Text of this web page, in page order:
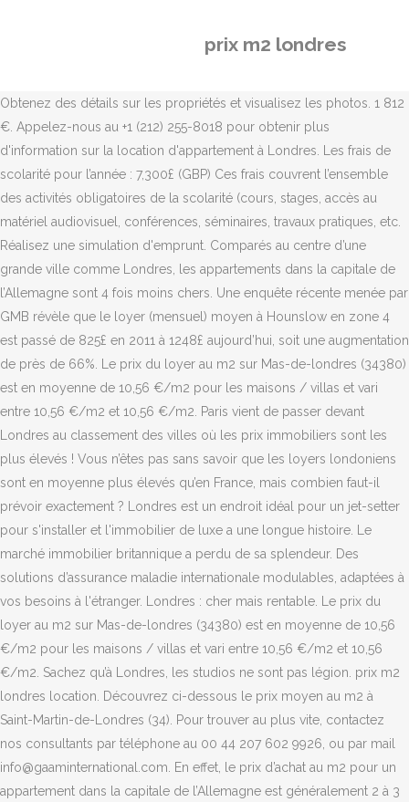
prix m2 londres
Obtenez des détails sur les propriétés et visualisez les photos. 1 812
€. Appelez-nous au +1 (212) 255-8018 pour obtenir plus
d'information sur la location d'appartement à Londres. Les frais de
scolarité pour l’année : 7,300£ (GBP) Ces frais couvrent l’ensemble
des activités obligatoires de la scolarité (cours, stages, accès au
matériel audiovisuel, conférences, séminaires, travaux pratiques, etc.
Réalisez une simulation d'emprunt. Comparés au centre d’une
grande ville comme Londres, les appartements dans la capitale de
l’Allemagne sont 4 fois moins chers. Une enquête récente menée par
GMB révèle que le loyer (mensuel) moyen à Hounslow en zone 4
est passé de 825£ en 2011 à 1248£ aujourd’hui, soit une augmentation
de près de 66%. Le prix du loyer au m2 sur Mas-de-londres (34380)
est en moyenne de 10,56 €/m2 pour les maisons / villas et vari
entre 10,56 €/m2 et 10,56 €/m2. Paris vient de passer devant
Londres au classement des villes où les prix immobiliers sont les
plus élevés ! Vous n’êtes pas sans savoir que les loyers londoniens
sont en moyenne plus élevés qu’en France, mais combien faut-il
prévoir exactement ? Londres est un endroit idéal pour un jet-setter
pour s'installer et l'immobilier de luxe a une longue histoire. Le
marché immobilier britannique a perdu de sa splendeur. Des
solutions d’assurance maladie internationale modulables, adaptées à
vos besoins à l'étranger. Londres : cher mais rentable. Le prix du
loyer au m2 sur Mas-de-londres (34380) est en moyenne de 10,56
€/m2 pour les maisons / villas et vari entre 10,56 €/m2 et 10,56
€/m2. Sachez qu’à Londres, les studios ne sont pas légion. prix m2
londres location. Découvrez ci-dessous le prix moyen au m2 à
Saint-Martin-de-Londres (34). Pour trouver au plus vite, contactez
nos consultants par téléphone au 00 44 207 602 9926, ou par mail
info@gaaminternational.com. En effet, le prix d’achat au m2 pour un
appartement dans la capitale de l’Allemagne est généralement 2 à 3